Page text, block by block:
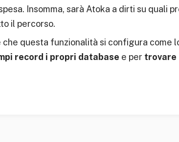
Insomma, sarà Atoka a dirti su quali
il percorso.
che questa funzionalità si configura come
record i propri database e per trovare